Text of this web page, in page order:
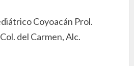
Coyoacán Prol.
del Carmen, Alc.